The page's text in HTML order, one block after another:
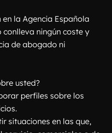
la Agencia Española
ningún coste y
de abogado ni
usted?
perfiles sobre los
situaciones en las que,